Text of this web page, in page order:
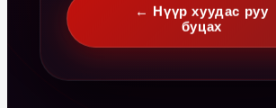
← Нүүр хуудас руу
буцах